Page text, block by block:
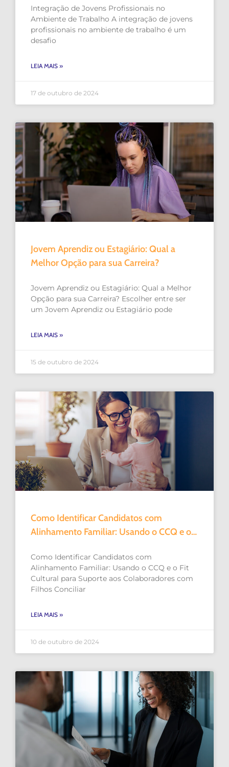
Integração de Jovens Profissionais no
Ambiente de Trabalho A integração de jovens
profissionais no ambiente de trabalho é um
desafio
LEIA MAIS »
17 de outubro de 2024
Jovem Aprendiz ou Estagiário: Qual a
Melhor Opção para sua Carreira?
Jovem Aprendiz ou Estagiário: Qual a Melhor
Opção para sua Carreira? Escolher entre ser
um Jovem Aprendiz ou Estagiário pode
LEIA MAIS »
15 de outubro de 2024
Como Identificar Candidatos com
Alinhamento Familiar: Usando o CCQ e o
Colaboradores com Filhos
Como Identificar Candidatos com
Alinhamento Familiar: Usando o CCQ e o Fit
Cultural para Suporte aos Colaboradores com
Filhos Conciliar
LEIA MAIS »
10 de outubro de 2024